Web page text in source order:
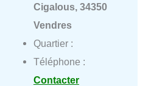
Cigalous, 34350
Vendres
Quartier :
Téléphone :
Contacter